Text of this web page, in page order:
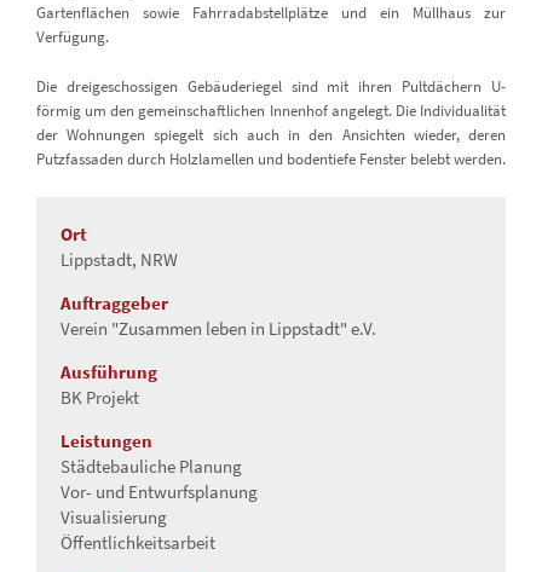
Gartenflächen sowie Fahrradabstellplätze und ein Müllhaus zur
Verfügung.
Die dreigeschossigen Gebäuderiegel sind mit ihren Pultdächern U-
förmig um den gemeinschaftlichen Innenhof angelegt. Die Individualität
der Wohnungen spiegelt sich auch in den Ansichten wieder, deren
Putzfassaden durch Holzlamellen und bodentiefe Fenster belebt werden.
Ort
Lippstadt, NRW
Auftraggeber
Verein "Zusammen leben in Lippstadt" e.V.
Ausführung
BK Projekt
Leistungen
Städtebauliche Planung
Vor- und Entwurfsplanung
Visualisierung
Öffentlichkeitsarbeit